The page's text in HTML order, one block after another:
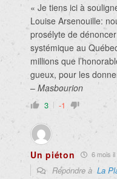
« Je tiens ici à
Louise Arsenouille:
prosélyte de
systémique au
millions que
gueux, pour les
– Masbourion
3 -1
Un piéton 6 mois
Répondre à La